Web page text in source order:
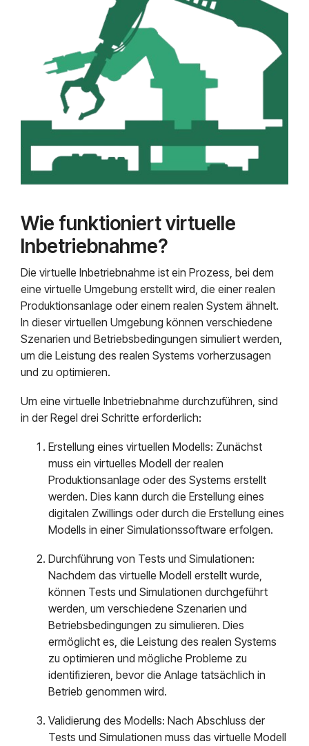
Wie funktioniert virtuelle
Inbetriebnahme?
Die virtuelle Inbetriebnahme ist ein Prozess, bei dem
eine virtuelle Umgebung erstellt wird, die einer realen
Produktionsanlage oder einem realen System ähnelt.
In dieser virtuellen Umgebung können verschiedene
Szenarien und Betriebsbedingungen simuliert werden,
um die Leistung des realen Systems vorherzusagen
und zu optimieren.
Um eine virtuelle Inbetriebnahme durchzuführen, sind
in der Regel drei Schritte erforderlich:
Erstellung eines virtuellen Modells: Zunächst
muss ein virtuelles Modell der realen
Produktionsanlage oder des Systems erstellt
werden. Dies kann durch die Erstellung eines
digitalen Zwillings oder durch die Erstellung eines
Modells in einer Simulationssoftware erfolgen.
Durchführung von Tests und Simulationen:
Nachdem das virtuelle Modell erstellt wurde,
können Tests und Simulationen durchgeführt
werden, um verschiedene Szenarien und
Betriebsbedingungen zu simulieren. Dies
ermöglicht es, die Leistung des realen Systems
zu optimieren und mögliche Probleme zu
identifizieren, bevor die Anlage tatsächlich in
Betrieb genommen wird.
Validierung des Modells: Nach Abschluss der
Tests und Simulationen muss das virtuelle Modell